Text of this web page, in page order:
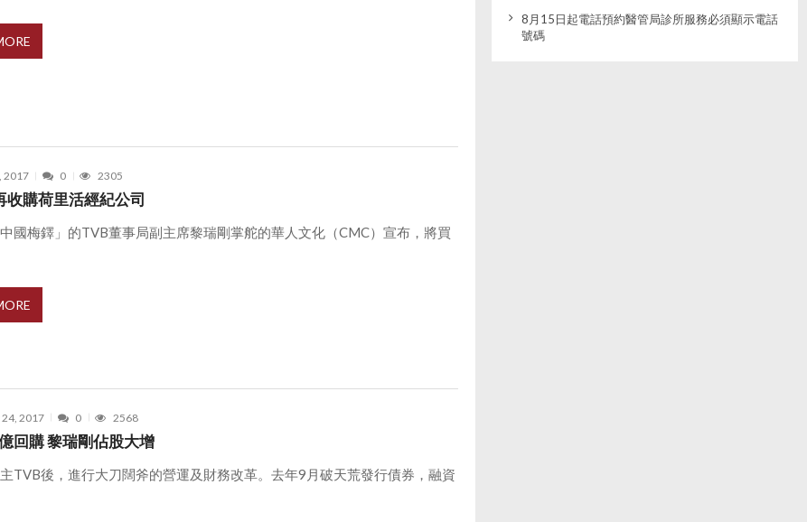
2017 0 2305
收購荷里活經紀公司
國梅鐸」的TVB董事局副主席黎瑞剛掌舵的華人文化（CMC）宣布，將買
24, 2017 0 2568
回購 黎瑞剛佔股大增
TVB後，進行大刀闊斧的營運及財務改革。去年9月破天荒發行債券，融資
8月15日起電話預約醫管局診所服務必須顯示電話
號碼